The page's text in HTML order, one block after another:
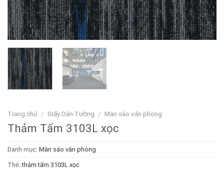
Trang chủ / Giấy Dán Tường / Màn sáo văn phòng
Thảm Tấm 3103L xọc
Danh mục: Màn sáo văn phòng
Thẻ:thảm tấm 3103L xọc